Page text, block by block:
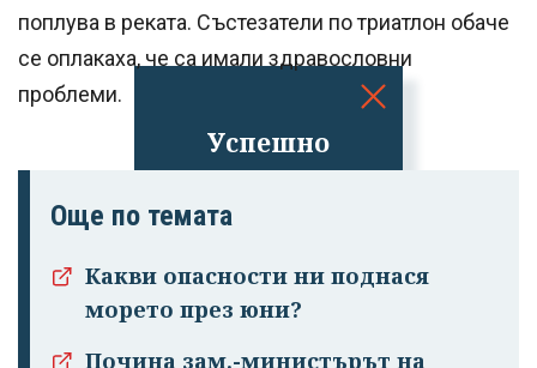
Успешно
излязохте от
профила си!
поплува в реката. Състезатели по триатлон обаче
се оплакаха, че са имали здравословни
проблеми.
Още по темата
Какви опасности ни поднася
морето през юни?
Почина зам.-министърът на